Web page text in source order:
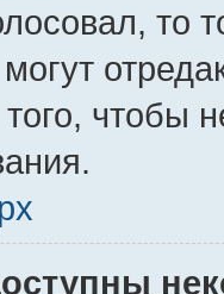
то
чтобы